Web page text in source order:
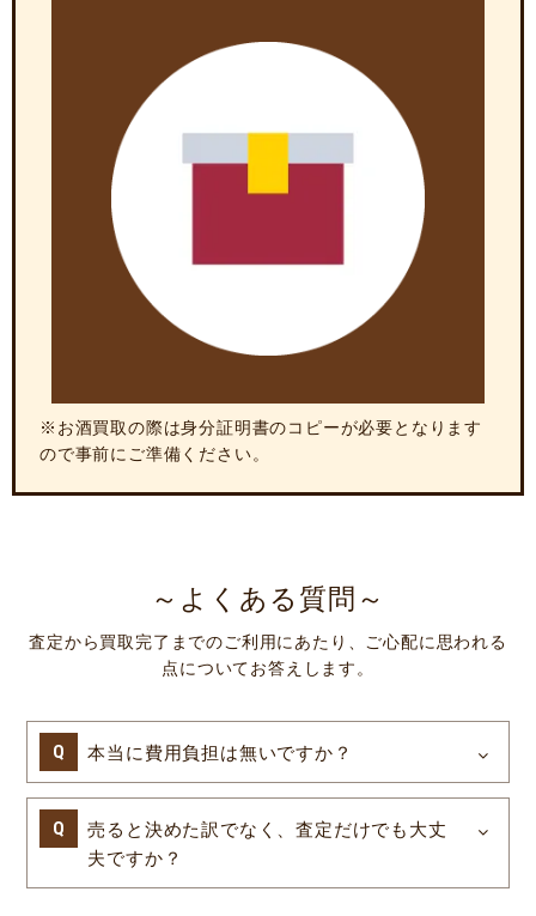
※お酒買取の際は身分証明書のコピーが必要となります
ので事前にご準備ください。
～よくある質問～
査定から買取完了までのご利用にあたり、ご心配に思われる
点についてお答えします。
本当に費用負担は無いですか？
売ると決めた訳でなく、査定だけでも大丈
夫ですか？